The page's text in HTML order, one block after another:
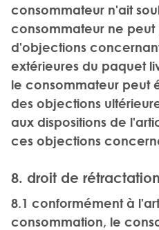
consommateur n'ait
consommateur ne peut
d'objections
extérieures du paquet
le consommateur peut
des objections
aux dispositions de
ces objections
8. droit de rétractation
8.1 conformément à
consommation, le